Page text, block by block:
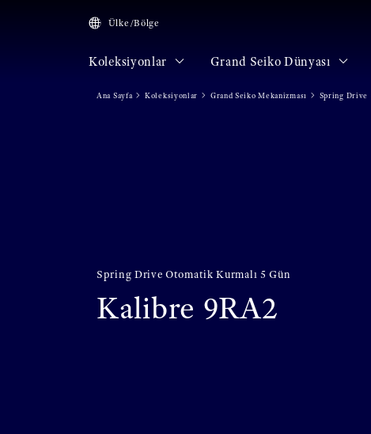
Ülke/Bölge
Koleksiyonlar Grand Seiko Dünyası
Ana Sayfa Koleksiyonlar Grand Seiko Mekanizması Spring Drive
Spring Drive Otomatik Kurmalı 5 Gün
Kalibre 9RA2